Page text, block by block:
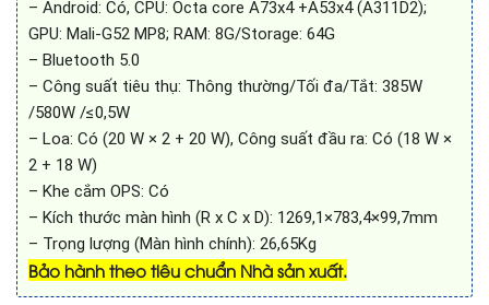
– Android: Có, CPU: Octa core A73x4 +A53x4 (A311D2);
GPU: Mali-G52 MP8; RAM: 8G/Storage: 64G
– Bluetooth 5.0
– Công suất tiêu thụ: Thông thường/Tối đa/Tắt: 385W
/580W /≤0,5W
– Loa: Có (20 W × 2 + 20 W), Công suất đầu ra: Có (18 W ×
2 + 18 W)
– Khe cắm OPS: Có
– Kích thước màn hình (R x C x D): 1269,1×783,4×99,7mm
– Trọng lượng (Màn hình chính): 26,65Kg
Bảo hành theo tiêu chuẩn Nhà sản xuất.